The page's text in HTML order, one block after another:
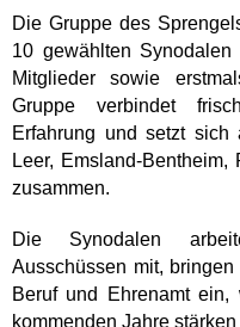
Die Gruppe des
10 gewählten
Mitglieder sowie
Gruppe verbindet
Erfahrung und setzt sich
Leer, Emsland-
zusammen.
Die Synodalen
Ausschüssen mit,
Beruf und Ehrenamt
kommenden Jahre stärken